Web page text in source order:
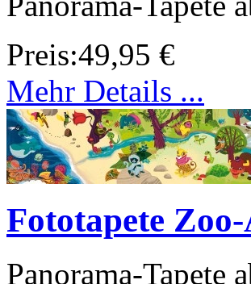
Preis:49,95 €
Mehr Details ...
Fototapete
Panorama-Tapete